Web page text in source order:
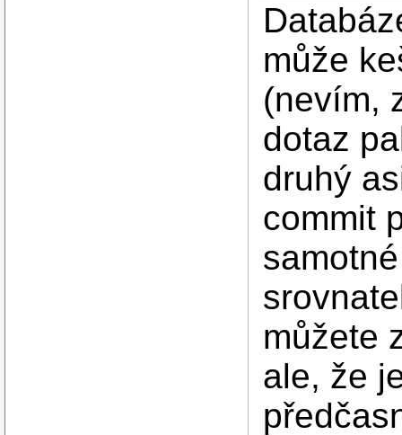
může
(nevím,
dotaz
druhý
commit
můžete
ale, že